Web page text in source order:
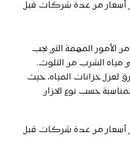
من عدة شركات قبل
الأمور المهمة التي يجب
مياه الشرب من التلوث.
لعزل خزانات المياه، حيث
حسب نوع الخزان
من عدة شركات قبل